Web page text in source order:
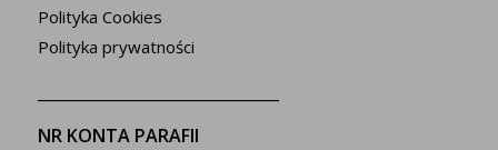
Polityka Cookies
Polityka prywatności
NR KONTA PARAFII